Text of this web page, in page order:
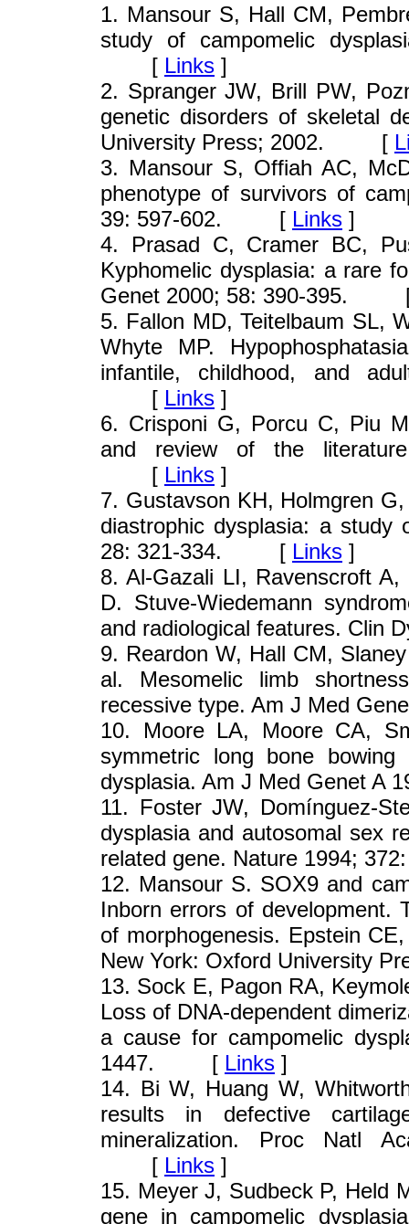
1. Mansour S, Hall CM,
study of campomelic
[ Links ]
2. Spranger JW, Brill PW,
genetic disorders of skeletal
University Press; 2002. [
3. Mansour S, Offiah AC,
phenotype of survivors of
39: 597-602. [ Links ]
4. Prasad C, Cramer BC,
Kyphomelic dysplasia: a rare
Genet 2000; 58: 390-395.
5. Fallon MD, Teitelbaum SL,
Whyte MP.
infantile, childhood, and
[ Links ]
6. Crisponi G, Porcu C, Piu
and review of the
[ Links ]
7. Gustavson KH, Holmgren
diastrophic dysplasia: a study
28: 321-334. [ Links ]
8. Al-Gazali LI, Ravenscroft
D. Stuve-Wiedemann
and radiological features.
9. Reardon W, Hall CM,
al. Mesomelic limb
recessive type. Am J Med
10. Moore LA, Moore CA,
symmetric long bone
dysplasia. Am J Med Genet
11. Foster JW, Domínguez-
dysplasia and autosomal sex
related gene. Nature 1994;
12. Mansour S. SOX9 and
Inborn errors of development.
of morphogenesis. Epstein
New York: Oxford
13. Sock E, Pagon RA,
Loss of DNA-dependent
a cause for campomelic
1447. [ Links ]
14. Bi W, Huang W,
results in defective
mineralization. Proc Natl
[ Links ]
15. Meyer J, Sudbeck P, Held
gene in campomelic